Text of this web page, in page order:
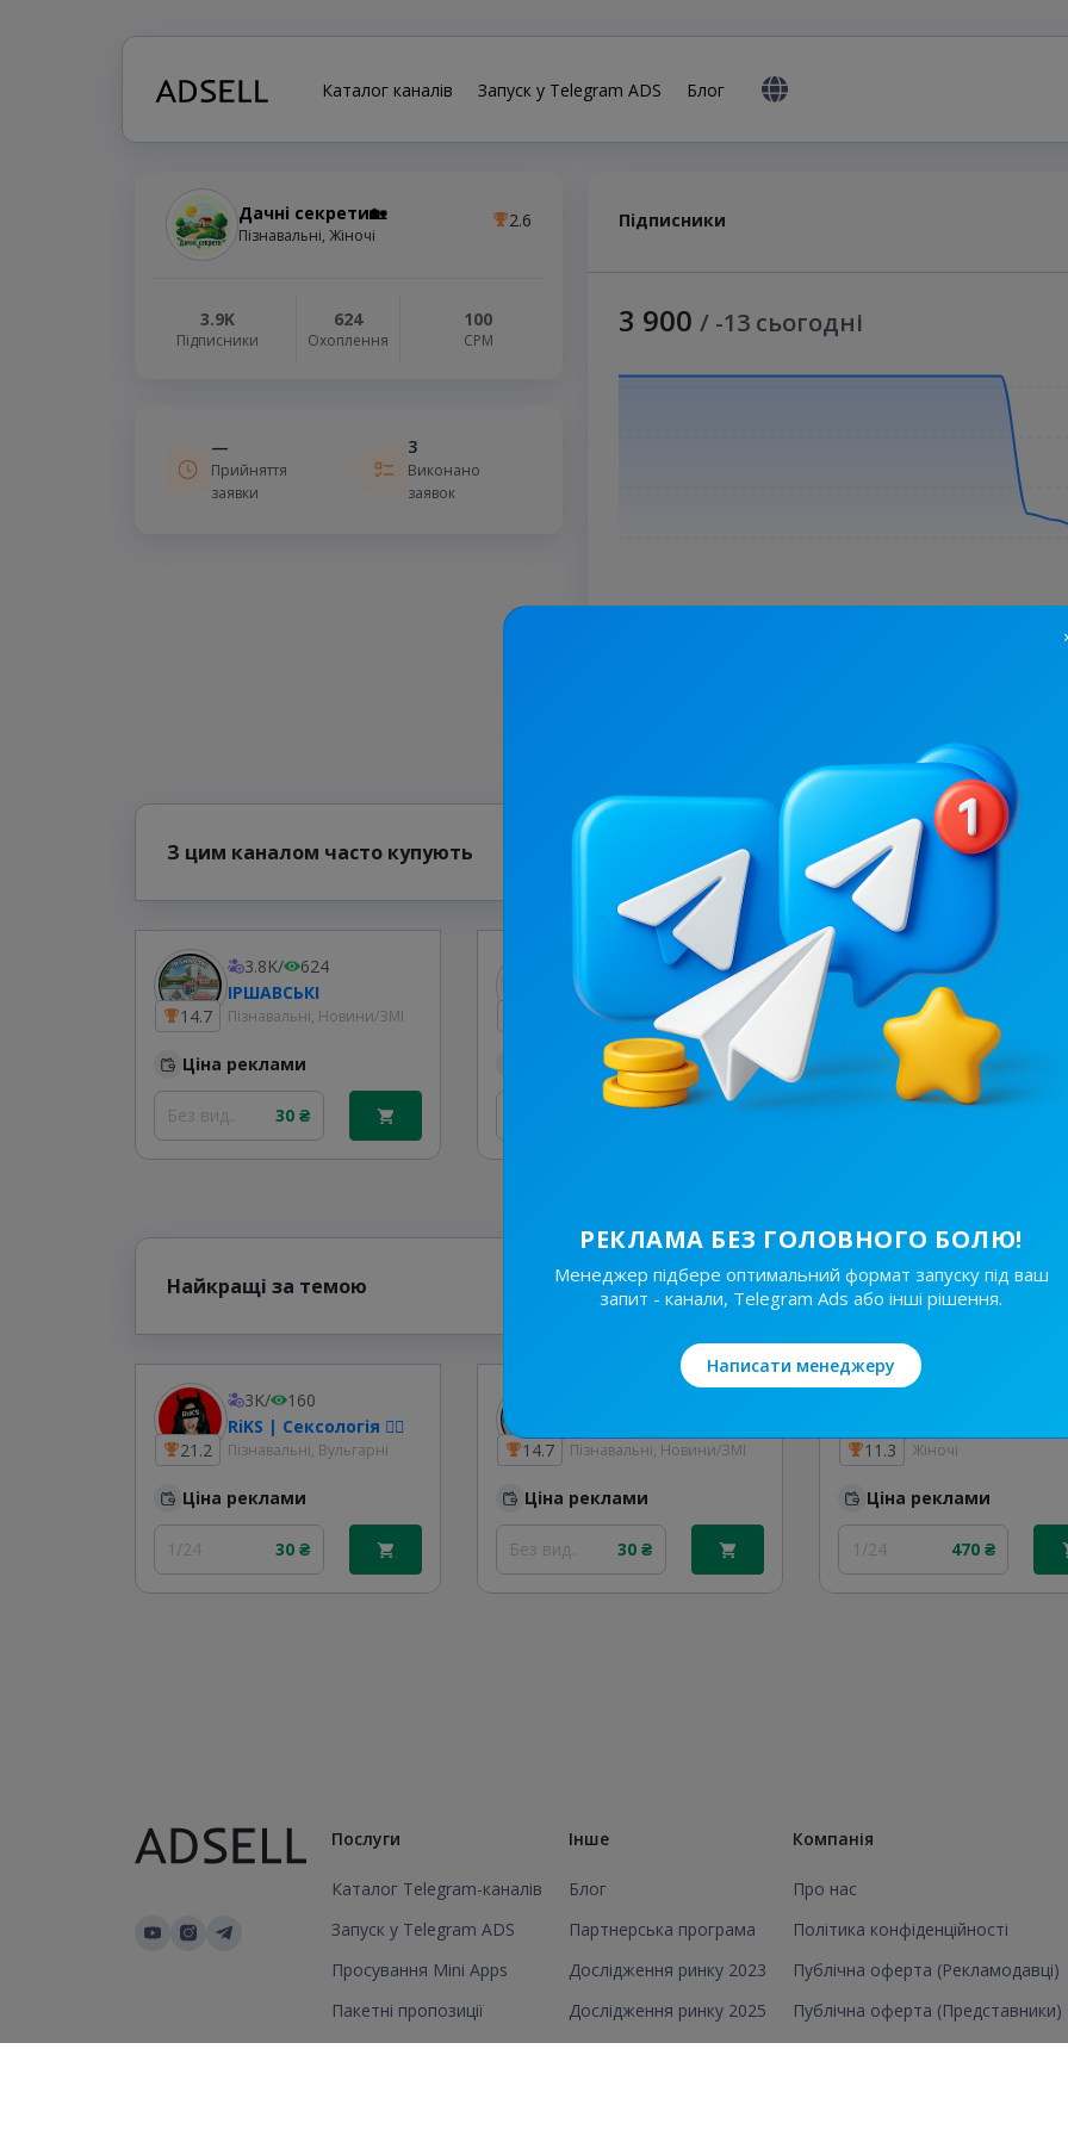
Каталог каналів Запуск у Telegram ADS Блог
Дачні секрети🏡
Пізнавальні, Жіночі
2.6
3.9K
Підписники
624
Охоплення
100
СРМ
—
Прийняття
заявки
3
Виконано
заявок
Підписники
3 900 / -13 сьогодні
З цим каналом часто купують
14.7
3.8K/
624
ІРШАВСЬКІ
Пізнавальні, Новини/ЗМІ
Ціна реклами
Без вид.. 30 ₴
798
НЕ ПOВ, А РІЛ
Гумор, Пізнавальні
Ціна реклами
80 ₴
9.7
6.2K/
Корисні хитрощі
Пізнавальні
Ціна реклами
Найкращі за темою
21.2
3K/
160
RiKS | Сексологія ❤️‍🔥
Пізнавальні, Вульгарні
Ціна реклами
1/24 30 ₴
14.7 Пізнавальні, Новини/ЗМІ
Ціна реклами
Без вид.. 30 ₴
11.3 Жіночі
Ціна реклами
1/24 470 ₴
Послуги
Каталог Telegram-каналів
Запуск у Telegram ADS
Просування Mini Apps
Пакетні пропозиції
Додати канал/групу
Інше
Блог
Партнерська програма
Дослідження ринку 2023
Дослідження ринку 2025
Компанія
Про нас
Політика конфіденційності
Публічна оферта (Рекламодавці)
Публічна оферта (Представники)
РЕКЛАМА БЕЗ ГОЛОВНОГО БОЛЮ!
Менеджер підбере оптимальний формат запуску під ваш
запит - канали, Telegram Ads або інші рішення.
Написати менеджеру